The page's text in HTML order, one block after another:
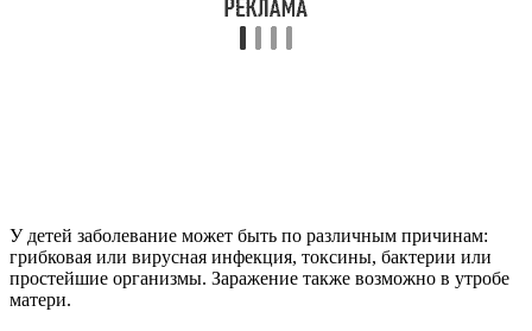
У детей заболевание может быть по различным причинам:
грибковая или вирусная инфекция, токсины, бактерии или
простейшие организмы. Заражение также возможно в утробе
матери.